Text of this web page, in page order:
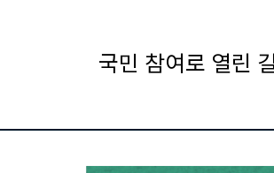
국민 참여로 열린